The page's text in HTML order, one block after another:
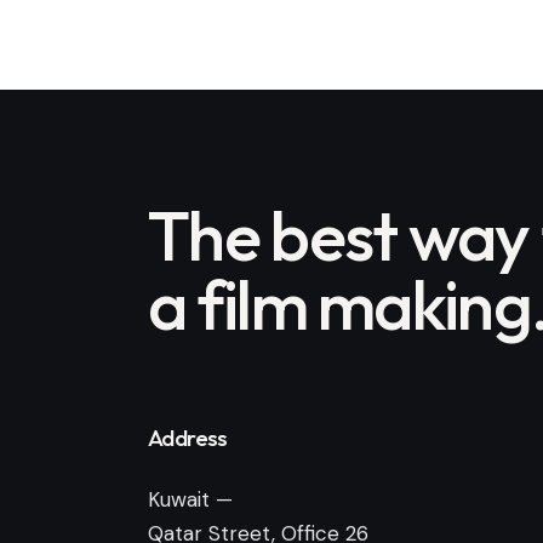
The best
a film
Address
Kuwait —
Qatar Street, Office 26